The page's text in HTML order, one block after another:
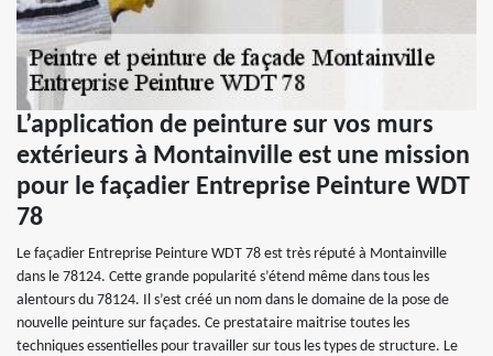
L’application de peinture sur vos murs
extérieurs à Montainville est une mission
pour le façadier Entreprise Peinture WDT
78
Le façadier Entreprise Peinture WDT 78 est très réputé à Montainville
dans le 78124. Cette grande popularité s’étend même dans tous les
alentours du 78124. Il s’est créé un nom dans le domaine de la pose de
nouvelle peinture sur façades. Ce prestataire maitrise toutes les
techniques essentielles pour travailler sur tous les types de structure. Le